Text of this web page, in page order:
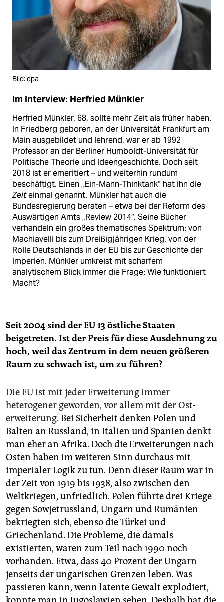
Bild: dpa
Im Interview: Herfried Münkler
Herfried Münkler, 68, sollte mehr Zeit als früher haben.
In Friedberg geboren, an der Universität Frankfurt am
Main ausgebildet und lehrend, war er ab 1992
Professor an der Berliner Humboldt-Universität für
Politische Theorie und Ideengeschichte. Doch seit
2018 ist er emeritiert – und weiterhin rundum
beschäftigt. Einen „Ein-Mann-Thinktank“ hat ihn die
Zeiteinmal genannt. Münkler hat auch die
Bundesregierung beraten – etwa bei der Reform des
Auswärtigen Amts „Review 2014“. Seine Bücher
verhandeln ein großes thematisches Spektrum: von
Machiavelli bis zum Dreißigjährigen Krieg, von der
Rolle Deutschlands in der EU bis zur Geschichte der
Imperien. Münkler umkreist mit scharfem
analytischem Blick immer die Frage: Wie funktioniert
Macht?
Seit 2004 sind der EU 13 östliche Staaten
beigetreten. Ist der Preis für diese Ausdehnung zu
hoch, weil das Zentrum in dem neuen größeren
Raum zu schwach ist, um zu führen?
Die EU ist mit jeder Erweiterung immer
heterogener geworden, vor allem mit der Ost­
erweiterung. Bei Sicherheit denken Polen und
Balten an Russland, in Italien und Spanien denkt
man eher an Afrika. Doch die Erweiterungen nach
Osten haben im weiteren Sinn durchaus mit
imperialer Logik zu tun. Denn dieser Raum war in
der Zeit von 1919 bis 1938, also zwischen den
Weltkriegen, unfriedlich. Polen führte drei Kriege
gegen Sowjetrussland, Ungarn und Rumänien
bekriegten sich, ebenso die Türkei und
Griechenland. Die Probleme, die damals
existierten, waren zum Teil nach 1990 noch
vorhanden. Etwa, dass 40 Prozent der Ungarn
jenseits der ungarischen Grenzen leben. Was
passieren kann, wenn latente Gewalt explodiert,